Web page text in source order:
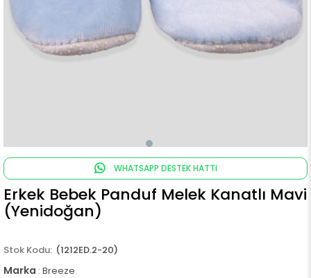
WHATSAPP DESTEK HATTI
Erkek Bebek Panduf Melek Kanatlı Mavi
(Yenidoğan)
(1212ED.2-20)
Marka : Breeze